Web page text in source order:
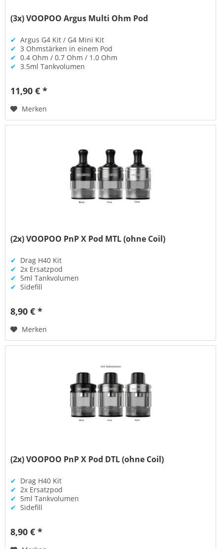
(3x) VOOPOO Argus Multi Ohm Pod
✔ Argus G4 Kit / G4 Mini Kit
✔ 3 Ohmstärken in einem Pod
✔ 0.4 Ohm / 0.7 Ohm / 1.0 Ohm
✔ 3.5ml Tankvolumen
11,90 € *
Merken
(2x) VOOPOO PnP X Pod MTL (ohne Coil)
✔ Drag H40 Kit
✔ 2x Ersatzpod
✔ 5ml Tankvolumen
✔ Sidefill
8,90 € *
Merken
(2x) VOOPOO PnP X Pod DTL (ohne Coil)
✔ Drag H40 Kit
✔ 2x Ersatzpod
✔ 5ml Tankvolumen
✔ Sidefill
8,90 € *